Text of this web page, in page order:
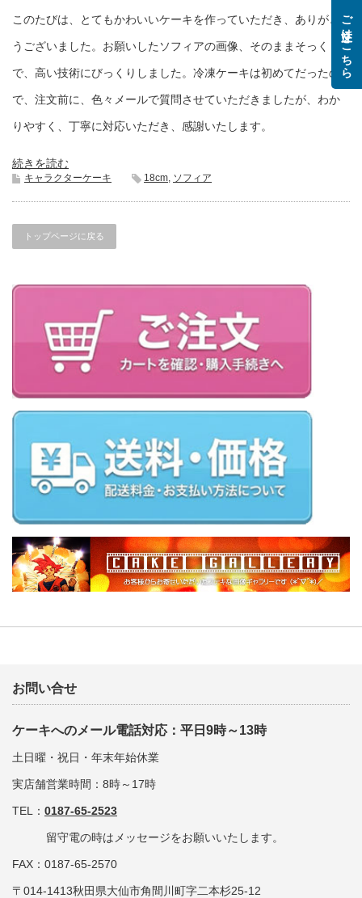
このたびは、とてもかわいいケーキを作っていただき、ありがと
うございました。お願いしたソフィアの画像、そのままそっくり
で、高い技術にびっくりしました。冷凍ケーキは初めてだったの
で、注文前に、色々メールで質問させていただきましたが、わか
りやすく、丁寧に対応いただき、感謝いたします。
続きを読む
キャラクターケーキ 18cm ソフィア
トップページに戻る
お問い合せ
ケーキへのメール電話対応：平日9時～13時
土日曜・祝日・年末年始休業
実店舗営業時間：8時～17時
TEL： 0187-65-2523
留守電の時はメッセージをお願いいたします。
FAX：0187-65-2570
〒014-1413秋田県大仙市角間川町字二本杉25-12
ご注文はこちら